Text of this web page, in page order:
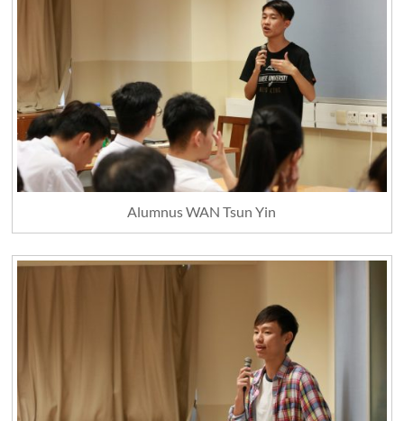
Alumnus WAN Tsun Yin